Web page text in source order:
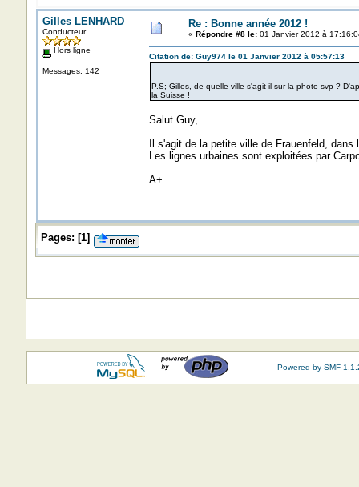
Gilles LENHARD
Conducteur
Hors ligne
Messages: 142
Re : Bonne année 2012 !
« Répondre #8 le:01 Janvier 2012 à
Citation de: Guy974 le 01 Janvier 2012 à 05:57:13
P.S; Gilles, de quelle ville s'agit-il sur la photo svp ?
la Suisse !
Salut Guy,
Il s'agit de la petite ville de Frauenfeld,
Les lignes urbaines sont exploitées par
A+
Pages: [1]
Powered by SMF